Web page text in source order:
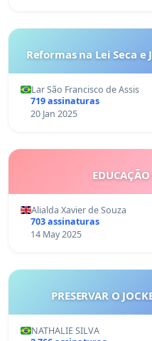
Reformas na Lei Seca
Lar São Francisco de Assis
719 assinaturas
20 Jan 2025
Alialda Xavier de Souza
703 assinaturas
14 May 2025
PRESERVAR O
NATHALIE SILVA